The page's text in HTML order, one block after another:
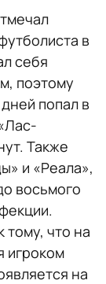
в
себя
поэтому
попал в
Также
и «Реала»,
восьмого
что на
игроком
на